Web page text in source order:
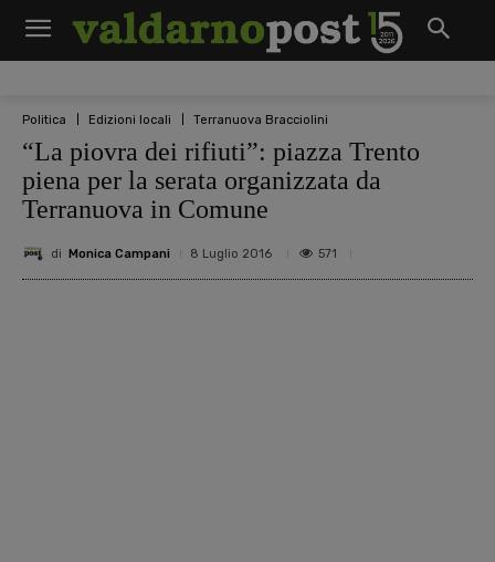
Politica Edizioni locali Terranuova Bracciolini
“La piovra dei rifiuti”: piazza Trento
piena per la serata organizzata da
Terranuova in Comune
di Monica Campani 8 Luglio 2016 571